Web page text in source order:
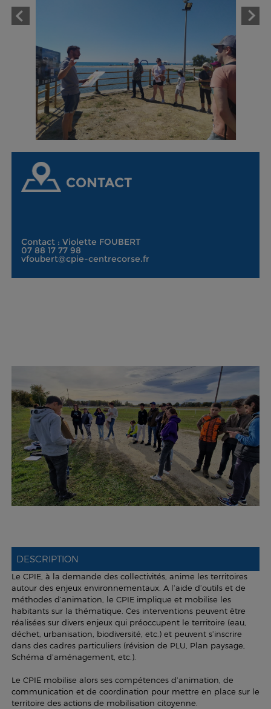
CONTACT
Contact : Violette FOUBERT
07 88 17 77 98
vfoubert@cpie-centrecorse.fr
DESCRIPTION
Le CPIE, à la demande des collectivités, anime les territoires
autour des enjeux environnementaux. A l’aide d’outils et de
méthodes d’animation, le CPIE implique et mobilise les
habitants sur la thématique. Ces interventions peuvent être
réalisées sur divers enjeux qui préoccupent le territoire (eau,
déchet, urbanisation, biodiversité, etc.) et peuvent s’inscrire
dans des cadres particuliers (révision de PLU, Plan paysage,
Schéma d’aménagement, etc.).
Le CPIE mobilise alors ses compétences d’animation, de
communication et de coordination pour mettre en place sur le
territoire des actions de mobilisation citoyenne.